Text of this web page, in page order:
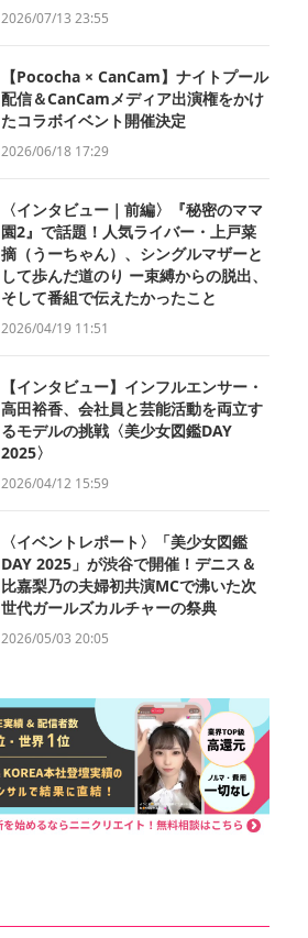
2026/07/13 23:55
【Pococha × CanCam】ナイトプール
配信＆CanCamメディア出演権をかけ
たコラボイベント開催決定
2026/06/18 17:29
〈インタビュー｜前編〉『秘密のママ
園2』で話題！人気ライバー・上戸菜
摘（うーちゃん）、シングルマザーと
して歩んだ道のり ー束縛からの脱出、
そして番組で伝えたかったこと
2026/04/19 11:51
【インタビュー】インフルエンサー・
高田裕香、会社員と芸能活動を両立す
るモデルの挑戦〈美少女図鑑DAY
2025〉
2026/04/12 15:59
〈イベントレポート〉「美少女図鑑
DAY 2025」が渋谷で開催！デニス＆
比嘉梨乃の夫婦初共演MCで沸いた次
世代ガールズカルチャーの祭典
2026/05/03 20:05